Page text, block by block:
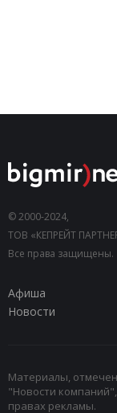
© 2000-2024,
ТОВ «КЕПРЕЙТ
Все права защищены.
Афиша
Новости
Материалы,
"Новости
правах рекламы.